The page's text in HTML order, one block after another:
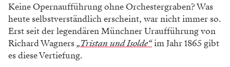
Keine Opernaufführung ohne Orchestergraben? Was
heute selbstverständlich erscheint, war nicht immer so.
Erst seit der legendären Münchner Uraufführung von
Richard Wagners„Tristan und Isolde“im Jahr 1865 gibt
es diese Vertiefung.